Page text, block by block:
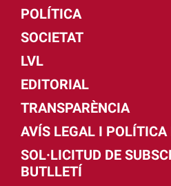
POLÍTICA
SOCIETAT
LVL
EDITORIAL
TRANSPARÈNCIA
AVÍS LEGAL I POLÍTICA
SOL·LICITUD DE
BUTLLETÍ